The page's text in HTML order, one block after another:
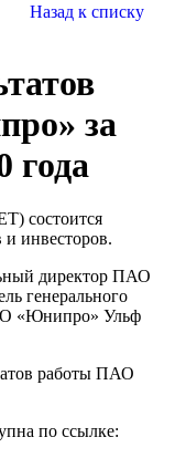
Назад к списку
за
года
состоится
и инвесторов.
директор ПАО
генерального
«Юнипро» Ульф
работы ПАО
по ссылке: